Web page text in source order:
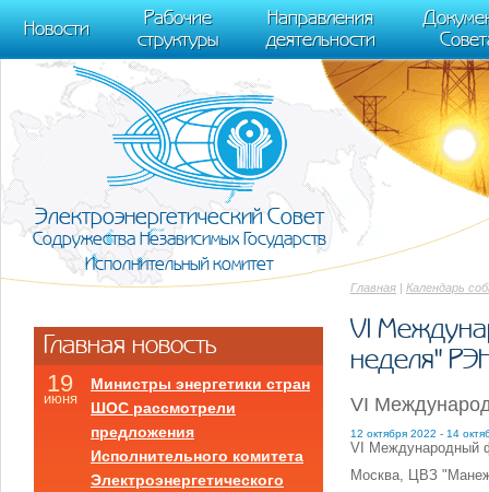
m[i].l=1*new Date(); for (var j = 0; j < document.scripts.length; j++) {if
[0],k.async=1,k.src=r,a.parentNode.insertBefore(k,a)}) (window,
trackLinks:true, accurateTrackBounce:true });
Новости
Рабочие
структуры
Направления
деятельности
Электроэнергетический Совет
Содружества Независимых Государств
Исполнительный комитет
Главная | Календарь
VI
неделя"
VI
12 октября 2022 - 14
VI Международный
Москва, ЦВЗ
Главная новость
19
июня
Министры энергетики стран
ШОС рассмотрели
предложения
Исполнительного комитета
Электроэнергетического